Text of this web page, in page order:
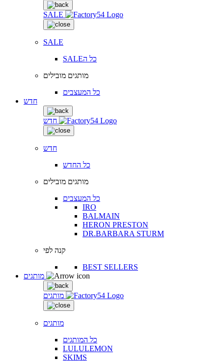
SALE
SALE
SALEכל ה
מותגים מובילים
כל המעצבים
חדש
חדש
חדש
כל החדש
מותגים מובילים
כל המעצבים
IRO
BALMAIN
HERON PRESTON
DR.BARBARA STURM
קנה לפי
BEST SELLERS
מותגים
מותגים
כל המותגים
LULULEMON
SKIMS